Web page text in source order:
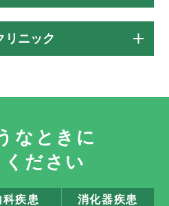
リニック
なときに
ださい
科疾患 消化器疾患